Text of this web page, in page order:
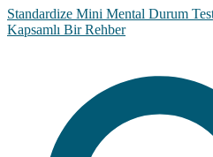
Standardize Mini Mental Durum
Kapsamlı Bir Rehber